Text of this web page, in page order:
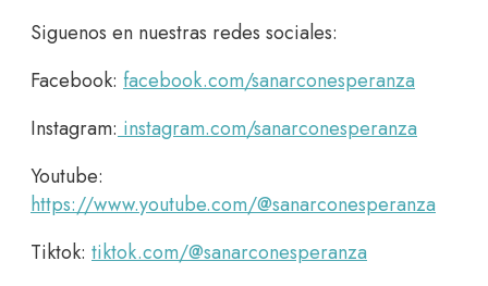
Siguenos en nuestras redes sociales:
Facebook: facebook.com/sanarconesperanza
Instagram: instagram.com/sanarconesperanza
Youtube:
https://www.youtube.com/@sanarconesperanza
Tiktok: tiktok.com/@sanarconesperanza